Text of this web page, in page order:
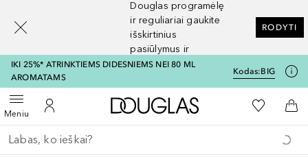
Douglas programėlę
ir reguliariai gaukite
išskirtinius
pasiūlymus ir
nuolaidas
RODYTI
IKI 25%* ATRINKTIEMS DIDESNIEMS NEI 80 ML
AROMATAMS
Kodas:BIG
MeniuAtidaryti meniuĮ mano paskyrą
Į Douglas pagrindinį
Į mano
Į
Grįžk atgal
Vykdykite paiešką
[navigation.slideout.screenreader]